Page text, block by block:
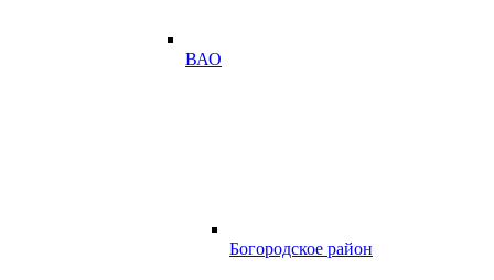
ВАО
Богородское район